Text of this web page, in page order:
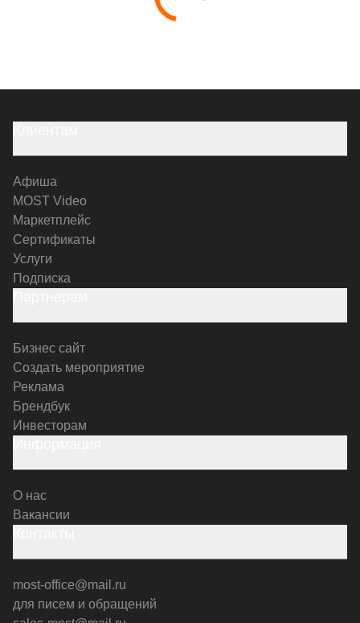
Афиша
MOST Video
Маркетплейс
Сертификаты
Услуги
Подписка
Бизнес сайт
Создать мероприятие
Реклама
Брендбук
Инвесторам
О нас
Вакансии
most-office@mail.ru
для писем и обращений